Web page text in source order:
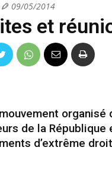
09/05/2014
et
organisé
de la République
d’extrême